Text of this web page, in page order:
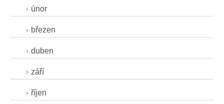
únor
březen
duben
září
říjen